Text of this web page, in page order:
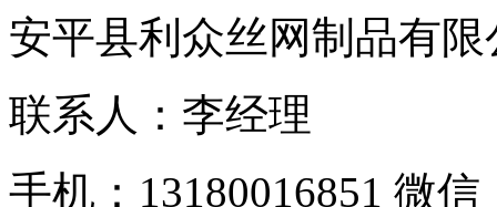
安平县利众丝网制品有限
联系人：李经理
手机：13180016851 微信